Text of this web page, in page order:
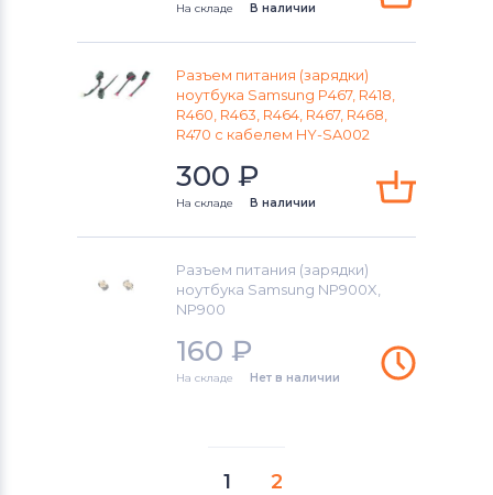
На складе В наличии
Разъем питания (зарядки)
ноутбука Samsung P467, R418,
R460, R463, R464, R467, R468,
R470 с кабелем HY-SA002
300 ₽
На складе В наличии
Разъем питания (зарядки)
ноутбука Samsung NP900X,
NP900
160 ₽
На складе Нет в наличии
1 2